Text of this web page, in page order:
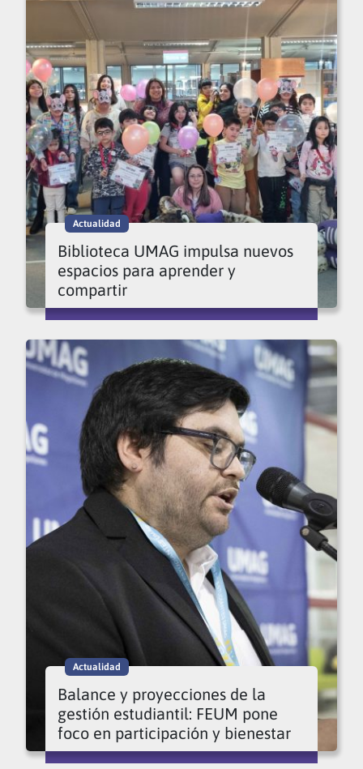
Actualidad
Biblioteca UMAG impulsa nuevos
espacios para aprender y
compartir
Actualidad
Balance y proyecciones de la
gestión estudiantil: FEUM pone
foco en participación y bienestar